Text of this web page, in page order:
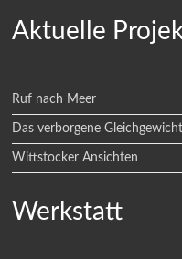
Aktuelle
Ruf nach Meer
Das verborgene Gleichgewicht
Wittstocker Ansichten
Werkstatt